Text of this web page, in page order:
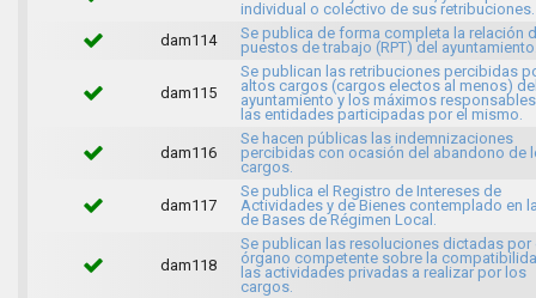
individual o colectivo de sus retribuciones.
dam114
Se publica de forma completa la relación
puestos de trabajo (RPT) del
dam115
Se publican las retribuciones percibidas
altos cargos (cargos electos al menos)
ayuntamiento y los máximos
las entidades participadas por el mismo.
dam116
Se hacen públicas las indemnizaciones
percibidas con ocasión del abandono de
cargos.
dam117
Se publica el Registro de Intereses de
Actividades y de Bienes contemplado en
de Bases de Régimen Local.
dam118
Se publican las resoluciones dictadas por
órgano competente sobre la
las actividades privadas a realizar por los
cargos.